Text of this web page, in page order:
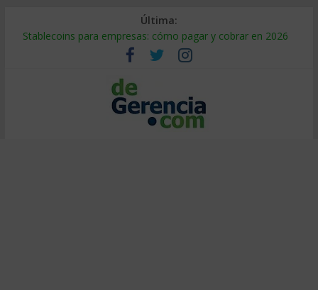
Última:
Stablecoins para empresas: cómo pagar y cobrar en 2026
Despido silencioso: qué es y por qué sale tan caro
IA en selección de personal: cómo auditarla a tiempo
Trabajo forzoso en la cadena de suministro: qué hacer
Mercado hispano de EE. UU.: cómo segmentarlo y venderle